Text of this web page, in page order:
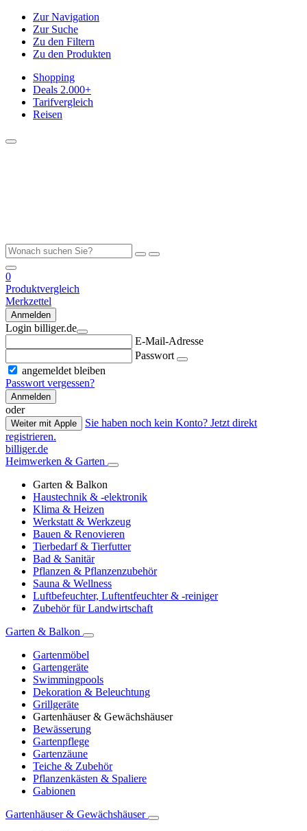
Zur Navigation
Zur Suche
Zu den Filtern
Zu den Produkten
Shopping
Deals 2.000+
Tarifvergleich
Reisen
0
Produktvergleich
Merkzettel
Anmelden
Login billiger.de
E-Mail-Adresse
Passwort
angemeldet bleiben
Passwort vergessen?
Anmelden
oder
Weiter mit Apple
Sie haben noch kein Konto? Jetzt direkt
registrieren.
billiger.de
Heimwerken & Garten
Garten & Balkon
Haustechnik & -elektronik
Klima & Heizen
Werkstatt & Werkzeug
Bauen & Renovieren
Tierbedarf & Tierfutter
Bad & Sanitär
Pflanzen & Pflanzenzubehör
Sauna & Wellness
Luftbefeuchter, Luftentfeuchter & -reiniger
Zubehör für Landwirtschaft
Garten & Balkon
Gartenmöbel
Gartengeräte
Swimmingpools
Dekoration & Beleuchtung
Grillgeräte
Gartenhäuser & Gewächshäuser
Bewässerung
Gartenpflege
Gartenzäune
Teiche & Zubehör
Pflanzenkästen & Spaliere
Gabionen
Gartenhäuser & Gewächshäuser